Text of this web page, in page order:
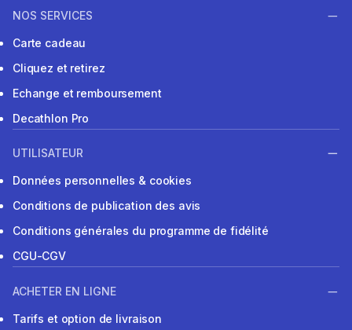
NOS SERVICES
Carte cadeau
Cliquez et retirez
Echange et remboursement
Decathlon Pro
UTILISATEUR
Données personnelles & cookies
Conditions de publication des avis
Conditions générales du programme de fidélité
CGU-CGV
ACHETER EN LIGNE
Tarifs et option de livraison